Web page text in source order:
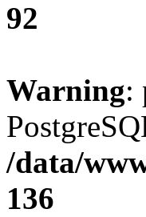
92
Warning:
/data/
136